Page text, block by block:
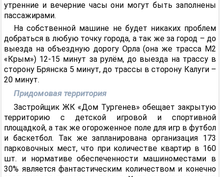
утренние и вечерние часы они могут быть заполнены
пассажирами.
На собственной машине не будет никаких проблем
добраться в любую точку города, а так же за город – до
выезда на объездную дорогу Орла (она же трасса М2
«Крым») 12-15 минут за рулём, до выезда на трассу в
сторону Брянска 5 минут, до трассы в сторону Калуги –
20 минут.
Придомовая территория
Застройщик ЖК «Дом Тургенев» обещает закрытую
территорию с детской игровой и спортивной
площадкой, а так же огороженное поле для игр в футбол
и баскетбол. Так же запланирована организация 173
парковочных мест, что при количестве квартир в 160
шт. и нормативе обеспеченности машиноместами в
30% является фантастическим количеством и конечно